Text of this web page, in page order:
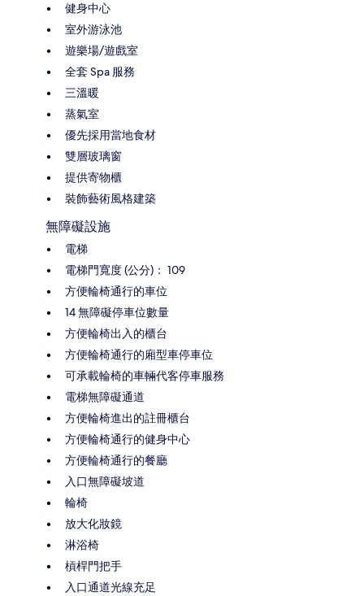
健身中心
室外游泳池
遊樂場/遊戲室
全套 Spa 服務
三溫暖
蒸氣室
優先採用當地食材
雙層玻璃窗
提供寄物櫃
裝飾藝術風格建築
無障礙設施
電梯
電梯門寬度 (公分)： 109
方便輪椅通行的車位
14 無障礙停車位數量
方便輪椅出入的櫃台
方便輪椅通行的廂型車停車位
可承載輪椅的車輛代客停車服務
電梯無障礙通道
方便輪椅進出的註冊櫃台
方便輪椅通行的健身中心
方便輪椅通行的餐廳
入口無障礙坡道
輪椅
放大化妝鏡
淋浴椅
槓桿門把手
入口通道光線充足